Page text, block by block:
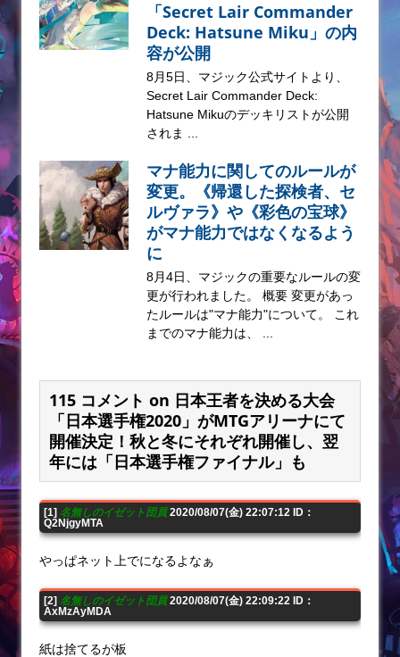
「Secret Lair Commander
Deck: Hatsune Miku」の内
容が公開
8月5日、マジック公式サイトより、
Secret Lair Commander Deck:
Hatsune Mikuのデッキリストが公開
されま ...
マナ能力に関してのルールが
変更。《帰還した探検者、セ
ルヴァラ》や《彩色の宝球》
がマナ能力ではなくなるよう
に
8月4日、マジックの重要なルールの変
更が行われました。 概要 変更があっ
たルールは"マナ能力"について。 これ
までのマナ能力は、 ...
115 コメント on 日本王者を決める大会
「日本選手権2020」がMTGアリーナにて
開催決定！秋と冬にそれぞれ開催し、翌
年には「日本選手権ファイナル」も
[1] 名無しのイゼット団員2020/08/07(金) 22:07:12 ID：
Q2NjgyMTA
やっぱネット上でになるよなぁ
[2] 名無しのイゼット団員2020/08/07(金) 22:09:22 ID：
AxMzAyMDA
紙は捨てるが板